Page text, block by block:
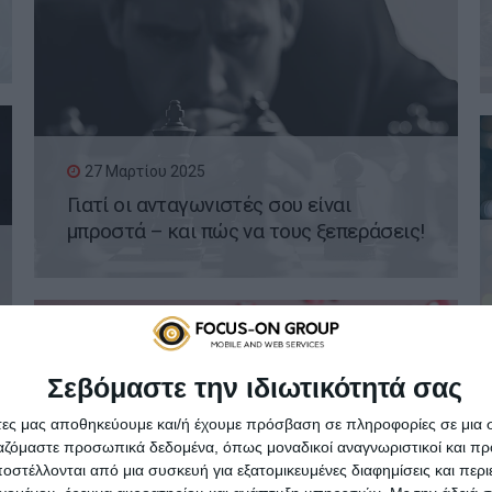
Σεβόμαστε την ιδιωτικότητά σας
μας αποθηκεύουμε και/ή έχουμε πρόσβαση σε πληροφορίες σε
προσωπικά δεδομένα, όπως μοναδικοί αναγνωριστικοί και
από μια συσκευή για εξατομικευμένες διαφημίσεις και
27 Μαρτίου 2025
Γιατί οι ανταγωνιστές σου είναι
μπροστά – και πώς να τους ξεπεράσεις!
20 Μαρτίου 2025
Viral Marketing: Πώς μπορεί ένα post να